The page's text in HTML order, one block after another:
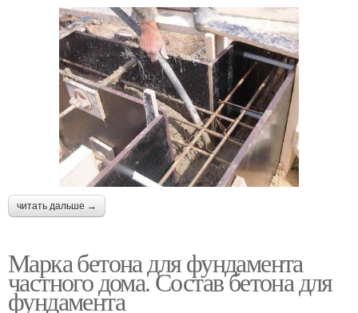
читать дальше →
Марка бетона для фундамента
частного дома. Состав бетона для
фундамента